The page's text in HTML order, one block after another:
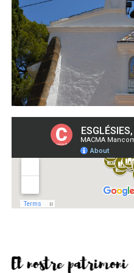
El nostre patrimoni